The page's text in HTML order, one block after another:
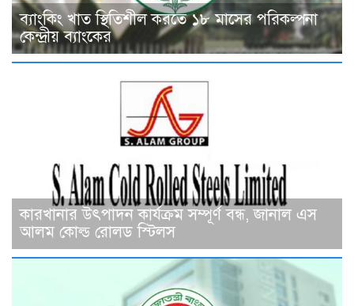
ব্যাংকিং খাত স্থিতিশীল করতে ১৮ মাসের পরিকল্পনা
কেন্দ্রীয় ব্যাংকের
কারখানার উৎপাদন কার্যক্রম সম্পূর্ণ বন্ধ, জানাল এস
আলম কোল্ড রোলড স্টিলস